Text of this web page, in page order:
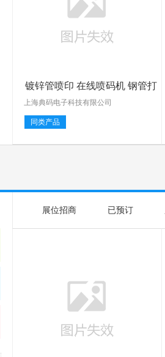
镀锌管喷印 在线喷码机 钢管打
上海典码电子科技有限公司
同类产品
展位招商 已预订